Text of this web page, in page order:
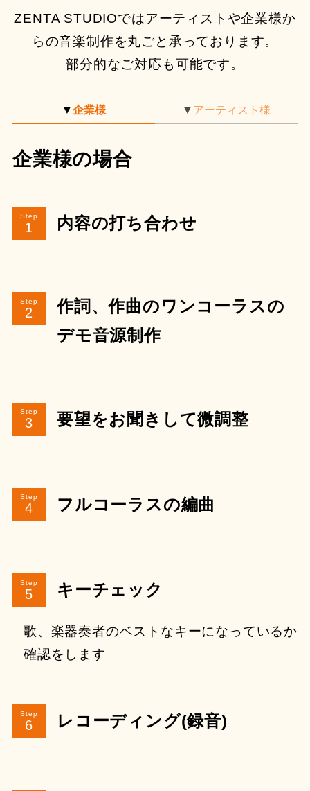
ZENTA STUDIOではアーティストや企業様か
らの音楽制作を丸ごと承っております。
部分的なご対応も可能です。
▼企業様 ▼ アーティスト様
企業様の場合
Step 内容の打ち合わせ
Step
作詞、作曲のワンコーラスの
デモ音源制作
Step 要望をお聞きして微調整
Step フルコーラスの編曲
Step キーチェック
歌、楽器奏者のベストなキーになっているか
確認をします
Step レコーディング(録音)